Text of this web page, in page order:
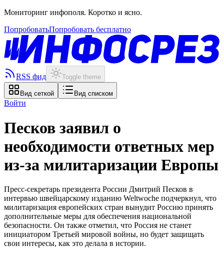
Мониторинг инфополя. Коротко и ясно.
ПопробоватьПопробовать бесплатно
RSS фид Toggle theme
Вид сеткой Вид списком
Войти
Песков заявил о
необходимости ответных мер
из-за милитаризации Европы
Пресс-секретарь президента России Дмитрий Песков в
интервью швейцарскому изданию Weltwoche подчеркнул, что
милитаризация европейских стран вынудит Россию принять
дополнительные меры для обеспечения национальной
безопасности. Он также отметил, что Россия не станет
инициатором Третьей мировой войны, но будет защищать
свои интересы, как это делала в истории.